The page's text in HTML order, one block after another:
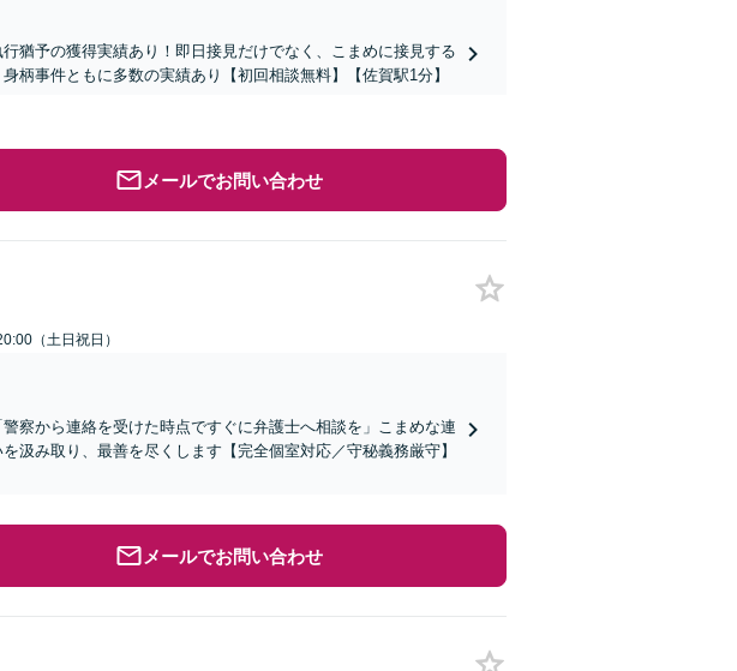
猶予の獲得実績あり！即日接見だけでなく、こまめに接見する
柄事件ともに多数の実績あり【初回相談無料】【佐賀駅1分】
メールでお問い合わせ
（土日祝日）
察から連絡を受けた時点ですぐに弁護士へ相談を」こまめな連
汲み取り、最善を尽くします【完全個室対応／守秘義務厳守】
メールでお問い合わせ